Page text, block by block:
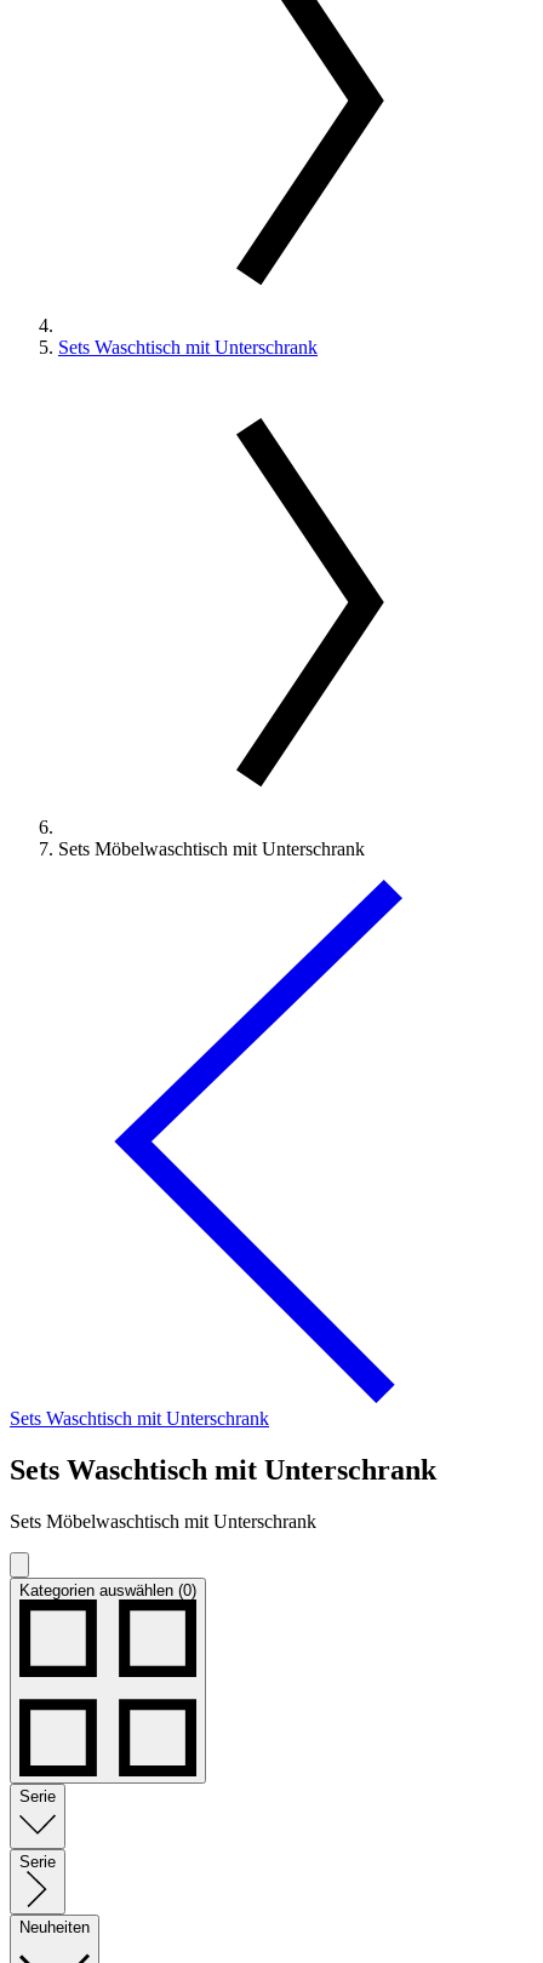
Sets Waschtisch mit Unterschrank
Sets Möbelwaschtisch mit Unterschrank
Sets Waschtisch mit Unterschrank
Sets Waschtisch mit Unterschrank
Sets Möbelwaschtisch mit Unterschrank
Kategorien auswählen (0)
Serie
Serie
Neuheiten